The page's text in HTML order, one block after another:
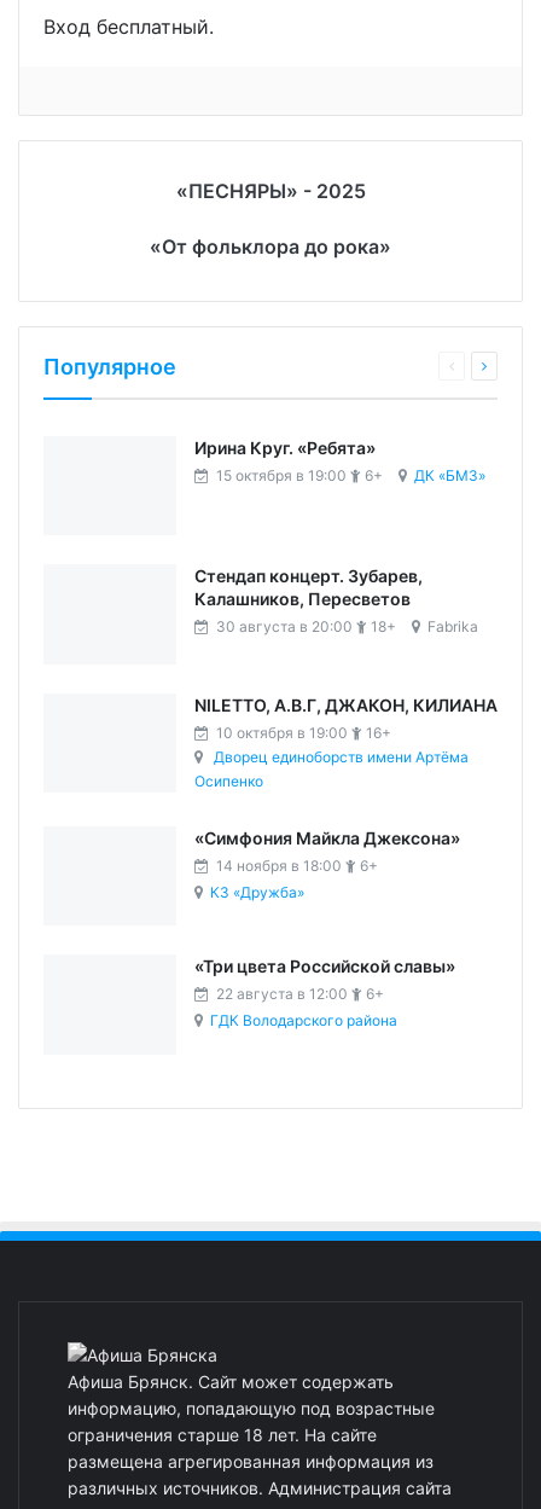
Вход бесплатный.
«ПЕСНЯРЫ» - 2025
«От фольклора до рока»
Популярное
Ирина Круг. «Ребята»
15 октября в 19:00 6+ ДК «БМЗ»
Стендап концерт. Зубарев,
Калашников, Пересветов
30 августа в 20:00 18+ Fabrika
NILETTO, А.В.Г, ДЖАКОН, КИЛИАНА
10 октября в 19:00
16+
Дворец единоборств имени Артёма
Осипенко
«Симфония Майкла Джексона»
14 ноября в 18:00
6+
КЗ «Дружба»
«Три цвета Российской славы»
22 августа в 12:00
6+
ГДК Володарского района
Афиша Брянск. Сайт может содержать
информацию, попадающую под возрастные
ограничения старше 18 лет. На сайте
размещена агрегированная информация из
различных источников. Администрация сайта